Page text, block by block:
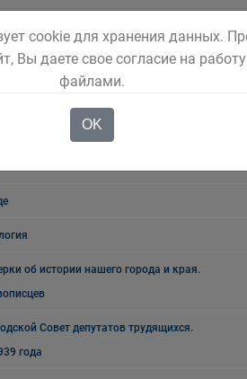
по действиям населения в
в условиях пандемии новой
об истории нашего города и края.
Совет депутатов трудящихся.
года
cookie для хранения данных.
Вы даете свое согласие на
файлами.
OK